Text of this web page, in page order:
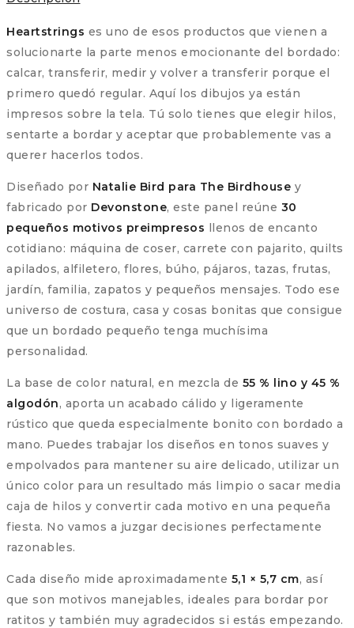
algodón
cantidad
Heartstrings es uno de esos productos que vienen a
solucionarte la parte menos emocionante del bordado:
calcar, transferir, medir y volver a transferir porque el
primero quedó regular. Aquí los dibujos ya están
impresos sobre la tela. Tú solo tienes que elegir hilos,
sentarte a bordar y aceptar que probablemente vas a
querer hacerlos todos.
Diseñado por Natalie Bird para The Birdhouse y
fabricado por Devonstone, este panel reúne 30
pequeños motivos preimpresos llenos de encanto
cotidiano: máquina de coser, carrete con pajarito, quilts
apilados, alfiletero, flores, búho, pájaros, tazas, frutas,
jardín, familia, zapatos y pequeños mensajes. Todo ese
universo de costura, casa y cosas bonitas que consigue
que un bordado pequeño tenga muchísima
personalidad.
La base de color natural, en mezcla de 55 % lino y 45 %
algodón, aporta un acabado cálido y ligeramente
rústico que queda especialmente bonito con bordado a
mano. Puedes trabajar los diseños en tonos suaves y
empolvados para mantener su aire delicado, utilizar un
único color para un resultado más limpio o sacar media
caja de hilos y convertir cada motivo en una pequeña
fiesta. No vamos a juzgar decisiones perfectamente
razonables.
Cada diseño mide aproximadamente 5,1 × 5,7 cm, así
que son motivos manejables, ideales para bordar por
ratitos y también muy agradecidos si estás empezando.